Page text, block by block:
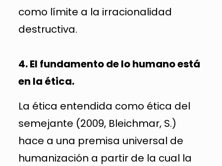
como límite a la irracionalidad
destructiva.
4. El fundamento de lo humano está
en la ética.
La ética entendida como ética del
semejante (2009, Bleichmar, S.)
hace a una premisa universal de
humanización a partir de la cual la